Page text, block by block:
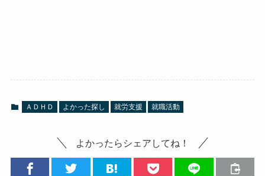
ＡＤＨＤ よかった探し 就労支援 就職活動
よかったらシェアしてね！